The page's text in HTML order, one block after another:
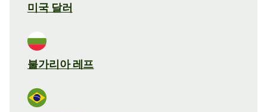
미국 달러
불가리아 레프